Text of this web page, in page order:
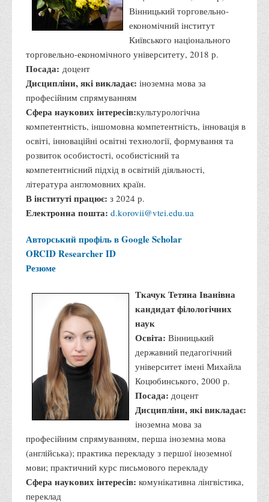
Вінницький торговельно-
економічний інститут
Київського національного
торговельно-економічного університету, 2018 р.
Посада: доцент
Дисципліни, які викладає: іноземна мова за
професійним спрямуванням
Сфера наукових інтересів:культурологічна
компетентність, іншомовна компетентність, інновація в
освіті, інноваційні освітні технології, формування та
розвиток особистості, особистісний та
компетентнісний підхід в освітній діяльності,
література англомовних країн.
В інституті працює: з 2024 р.
Електронна пошта: d.korovii@vtei.edu.ua
Авторський профіль в Google Scholar
ORCIDResearcher ID
Резюме
Ткачук Тетяна Іванівна
кандидат філологічних
наук
Освіта: Вінницький
державний педагогічний
університет імені Михайла
Коцюбинського, 2000 р.
Посада: доцент
Дисципліни, які викладає:
іноземна мова за
професійним спрямуванням, перша іноземна мова
(англійська); практика перекладу з першої іноземної
мови; практичний курс письмового перекладу
Сфера наукових інтересів: комунікативна лінгвістика,
переклад